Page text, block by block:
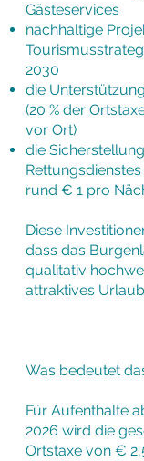
Gästeservices
nachhaltige
2030
die
(20 % der
vor Ort)
die
Rettungsdienstes
rund € 1 pro
Diese
dass das
qualitativ
attraktives
Was bedeutet
Für Aufenthalte
2026 wird die
Ortstaxe von €